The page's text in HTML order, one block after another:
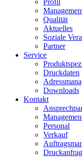
Profil
Qualität
Aktuelles
Soziale
Partner
Service
Druckdaten
Downloads
Kontakt
Personal
Verkauf